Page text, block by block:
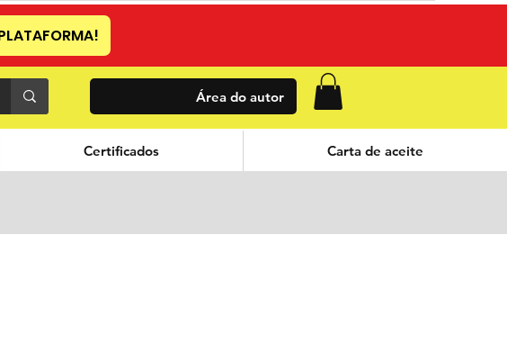
Área do autor
Certificados Carta de aceite